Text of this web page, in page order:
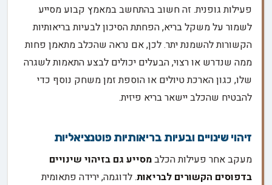
פעילות גופנית. זה חשוב בהתחשב במאמץ קבוע מסייע
לשמור על משקל בריא, הפחתת הסיכון לבעיות בריאותיות
הקשורות להשמנת יתר. לכן, אם נראה שהכלב מתאמן פחות
ממה שנדרש או רצוי, הבעלים יכולים לבצע התאמות לשגרה
שלו, כגון הארכת טיולים או הוספת זמן משחק נוסף כדי
להבטיח שהכלב יישאר בריא פיזית.
זיהוי שינויים ובעיות בריאותיות פוטנציאליות
מעקב אחר פעילות הכלבמסייע גם בזיהוי שינויים
בדפוסים הקשורים לבריאות. לדוגמה, ירידה פתאומית